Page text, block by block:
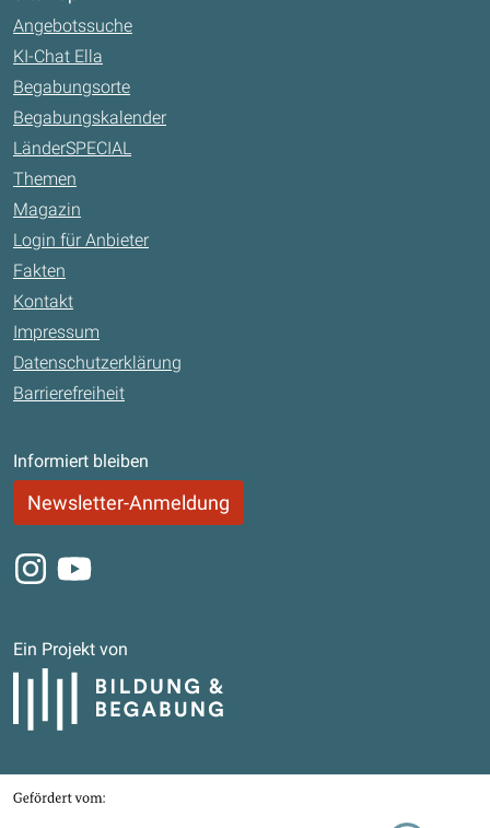
Angebotssuche
KI-Chat Ella
Begabungsorte
Begabungskalender
LänderSPECIAL
Themen
Magazin
Login für Anbieter
Fakten
Kontakt
Impressum
Datenschutzerklärung
Barrierefreiheit
Informiert bleiben
Newsletter-Anmeldung
Instagram
Youtube
Ein Projekt von
Bildung und Begabung
Gefördert von
Bundesministerium für Bildung, Familie, Senioren, Frauen und Jugend